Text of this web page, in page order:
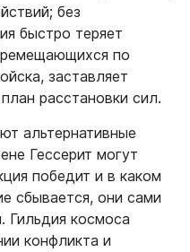
без
быстро теряет
по
заставляет
расстановки сил.
альтернативные
Гессерит могут
победит и в каком
сбывается, они сами
Гильдия космоса
конфликта и